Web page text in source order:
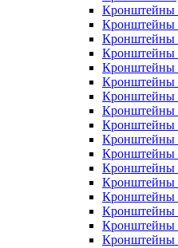
Кронштейны
Кронштейны
Кронштейны
Кронштейны
Кронштейны
Кронштейны
Кронштейны
Кронштейны
Кронштейны
Кронштейны
Кронштейны
Кронштейны
Кронштейны
Кронштейны